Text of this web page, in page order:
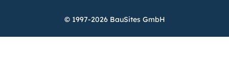
© 1997-2026 BauSites GmbH